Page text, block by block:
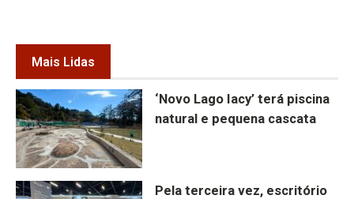
Mais Lidas
‘Novo Lago Iacy’ terá piscina
natural e pequena cascata
Pela terceira vez, escritório